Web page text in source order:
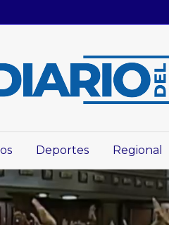
Deportes Regional